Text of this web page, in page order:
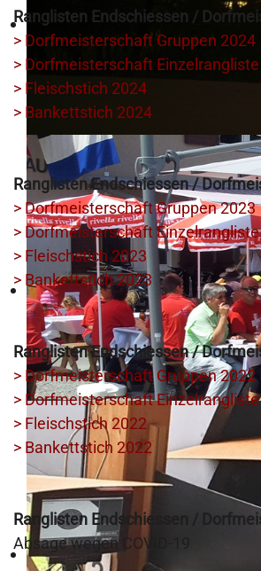
Ranglisten Endschiessen /
> Dorfmeisterschaft Gruppen 2024
> Dorfmeisterschaft
> Fleischstich 2024
> Bankettstich 2024
Ranglisten Endschiessen /
> Dorfmeisterschaft Gruppen 2023
> Dorfmeisterschaft
> Fleischstich 2023
> Bankettstich 2023
Ranglisten Endschiessen /
> Dorfmeisterschaft Gruppen 2022
> Dorfmeisterschaft
> Fleischstich 2022
> Bankettstich 2022
Ranglisten Endschiessen /
Absage wegen COVID-19